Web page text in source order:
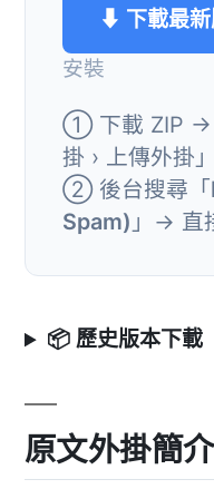
⬇ 下載最
安裝
① 下載 ZIP →
掛 › 上傳外掛」
② 後台搜尋「
Spam) 」→ 直
📦 歷史版本下載
原文外掛簡介